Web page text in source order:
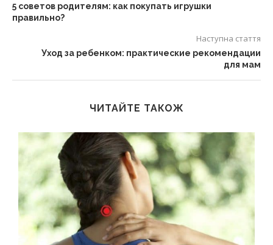
5 советов родителям: как покупать игрушки
правильно?
Наступна стаття
Уход за ребенком: практические рекомендации
для мам
ЧИТАЙТЕ ТАКОЖ